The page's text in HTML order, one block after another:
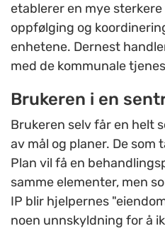
etablerer en mye
oppfølging og
enhetene. Dernest
med de kommunale
Brukeren i en
Brukeren selv får en helt
av mål og planer. De som
Plan vil få en
samme elementer, men
IP blir hjelpernes
noen unnskyldning for å